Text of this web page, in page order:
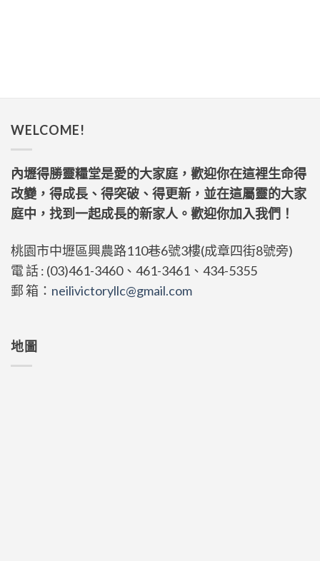
WELCOME!
內壢得勝靈糧堂是愛的大家庭，歡迎你在這裡生命得
改變，得成長、得突破、得更新，並在這屬靈的大家
庭中，找到一起成長的新家人。歡迎你加入我們！
桃園市中壢區興農路110巷6號3樓(成章四街8號旁)
電 話 : (03)461-3460、461-3461、434-5355
郵 箱： neilivictoryllc@gmail.com
地圖